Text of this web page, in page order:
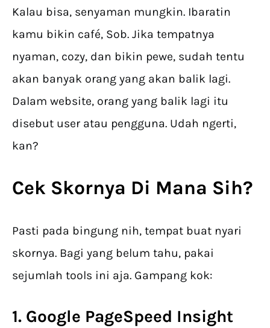
Kalau bisa, senyaman mungkin. Ibaratin
kamu bikin café, Sob. Jika tempatnya
nyaman, cozy, dan bikin pewe, sudah tentu
akan banyak orang yang akan balik lagi.
Dalam website, orang yang balik lagi itu
disebut user atau pengguna. Udah ngerti,
kan?
Cek Skornya Di Mana Sih?
Pasti pada bingung nih, tempat buat nyari
skornya. Bagi yang belum tahu, pakai
sejumlah tools ini aja. Gampang kok:
1. Google PageSpeed Insight